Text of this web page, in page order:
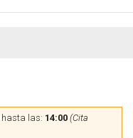
hasta las: 14:00 (Cita